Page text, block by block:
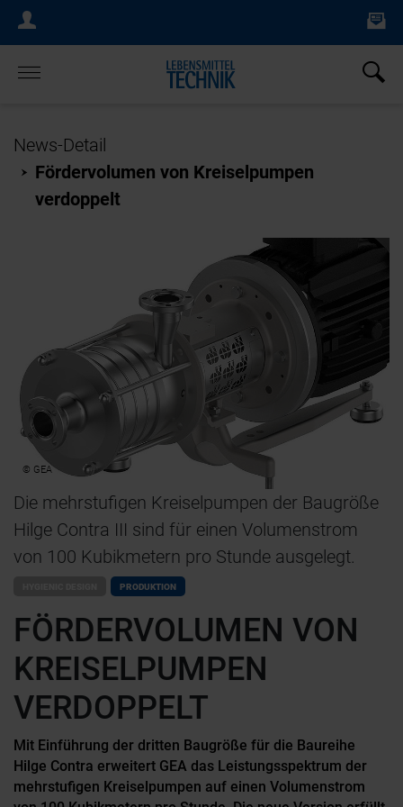
Login Menu
Home
News-Detail
Fördervolumen von Kreiselpumpen
verdoppelt
© GEA
Die mehrstufigen Kreiselpumpen der Baugröße
Hilge Contra III sind für einen Volumenstrom
von 100 Kubikmetern pro Stunde ausgelegt.
PRODUKTION
FÖRDERVOLUMEN VON
KREISELPUMPEN
VERDOPPELT
Mit Einführung der dritten Baugröße für die Baureihe
Hilge Contra erweitert GEA das Leistungsspektrum der
mehrstufigen Kreiselpumpen auf einen Volumenstrom
×